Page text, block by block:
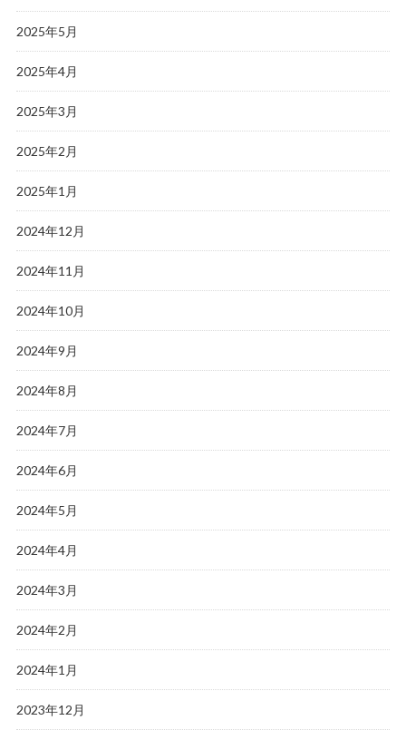
2025年5月
2025年4月
2025年3月
2025年2月
2025年1月
2024年12月
2024年11月
2024年10月
2024年9月
2024年8月
2024年7月
2024年6月
2024年5月
2024年4月
2024年3月
2024年2月
2024年1月
2023年12月